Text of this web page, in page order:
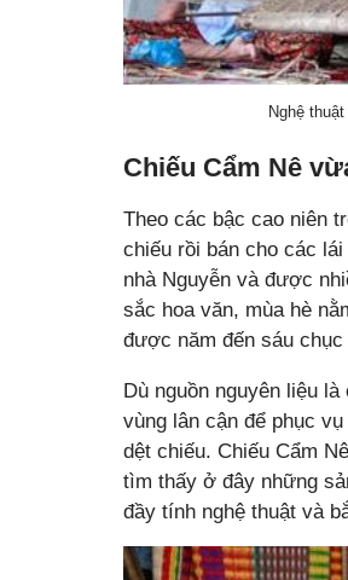
Nghệ
Chiếu Cẩm Nê
Theo các bậc cao niên
chiếu rồi bán cho các
nhà Nguyễn và được
sắc hoa văn, mùa hè
được năm đến sáu chục
Dù nguồn nguyên liệu
vùng lân cận để phục
dệt chiếu. Chiếu Cẩm
tìm thấy ở đây những
đầy tính nghệ thuật và